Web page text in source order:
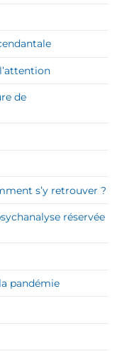
de
s’y retrouver ?
réservée
pandémie